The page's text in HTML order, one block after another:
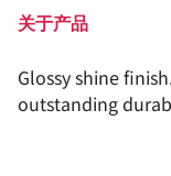
关于产品
Glossy shine
outstanding